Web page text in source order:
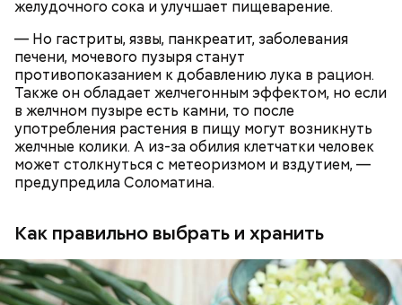
желудочного сока и улучшает пищеварение.
— Но гастриты, язвы, панкреатит, заболевания
печени, мочевого пузыря станут
противопоказанием к добавлению лука в рацион.
Также он обладает желчегонным эффектом, но если
в желчном пузыре есть камни, то после
употребления растения в пищу могут возникнуть
желчные колики. А из-за обилия клетчатки человек
может столкнуться с метеоризмом и вздутием, —
предупредила Соломатина.
Как правильно выбрать и хранить
— В дыне содержится много сахара, который
хорошо, потому что дает энергию. Но важно
помнить, что сладкими дынями не нужно сильно
увлекаться, так же как и арбузами, людям с
сахарным диабетом и лишним весом, —
подчеркнула доктор.